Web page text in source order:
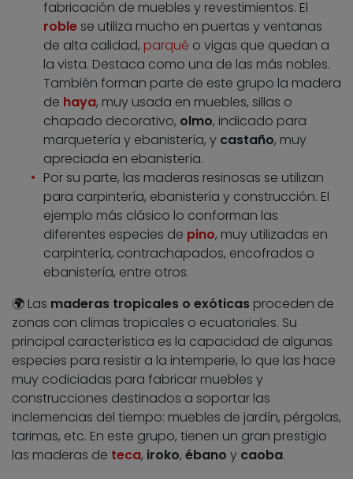
fabricación de muebles y revestimientos. El
roble se utiliza mucho en puertas y ventanas
de alta calidad, parqué o vigas que quedan a
la vista. Destaca como una de las más nobles.
También forman parte de este grupo la madera
de haya, muy usada en muebles, sillas o
chapado decorativo, olmo, indicado para
marquetería y ebanistería, y castaño, muy
apreciada en ebanistería.
Por su parte, las maderas resinosas se utilizan
para carpintería, ebanistería y construcción. El
ejemplo más clásico lo conforman las
diferentes especies de pino, muy utilizadas en
carpintería, contrachapados, encofrados o
ebanistería, entre otros.
🌍 Las maderas tropicales o exóticas proceden de
zonas con climas tropicales o ecuatoriales. Su
principal característica es la capacidad de algunas
especies para resistir a la intemperie, lo que las hace
muy codiciadas para fabricar muebles y
construcciones destinados a soportar las
inclemencias del tiempo: muebles de jardín, pérgolas,
tarimas, etc. En este grupo, tienen un gran prestigio
las maderas de teca, iroko, ébano y caoba.